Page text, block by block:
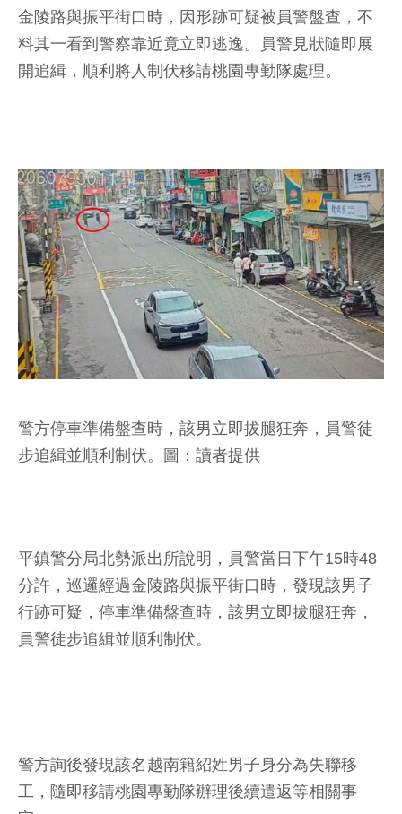
金陵路與振平街口時，因形跡可疑被員警盤查，不
料其一看到警察靠近竟立即逃逸。員警見狀隨即展
開追緝，順利將人制伏移請桃園專勤隊處理。
警方停車準備盤查時，該男立即拔腿狂奔，員警徒
步追緝並順利制伏。圖：讀者提供
平鎮警分局北勢派出所說明，員警當日下午15時48
分許，巡邏經過金陵路與振平街口時，發現該男子
行跡可疑，停車準備盤查時，該男立即拔腿狂奔，
員警徒步追緝並順利制伏。
警方詢後發現該名越南籍紹姓男子身分為失聯移
工，隨即移請桃園專勤隊辦理後續遣返等相關事